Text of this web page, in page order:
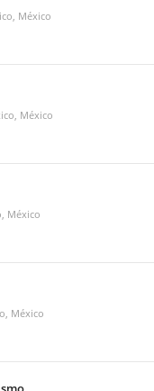
México
México
México
México